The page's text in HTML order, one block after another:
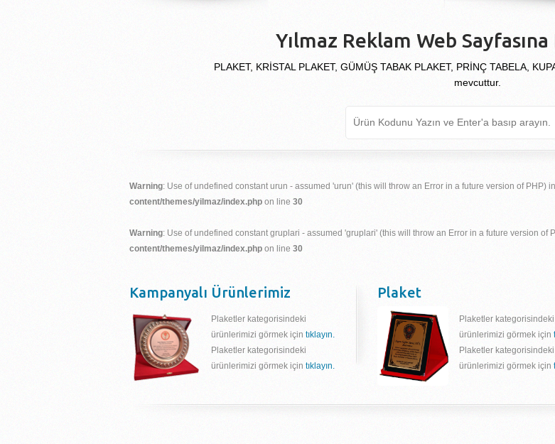
Yılmaz Reklam Web
PLAKET, KRİSTAL PLAKET, GÜMÜŞ TABAK PLAKET, PRİNÇ TABELA,
mevcuttur.
Warning: Use of undefined constant urun - assumed 'urun' (this will throw an Error in a future version of PHP) in
content/themes/yilmaz/index.php on line 30
Warning: Use of undefined constant gruplari - assumed 'gruplari' (this will throw an Error in a future version of
content/themes/yilmaz/index.php on line 30
Kampanyalı Ürünlerimiz
Plaketler kategorisindeki
ürünlerimizi görmek için tıklayın.
Plaketler kategorisindeki
ürünlerimizi görmek için tıklayın.
Plaket
Plaketler kategorisindeki
ürünlerimizi görmek için
Plaketler kategorisindeki
ürünlerimizi görmek için